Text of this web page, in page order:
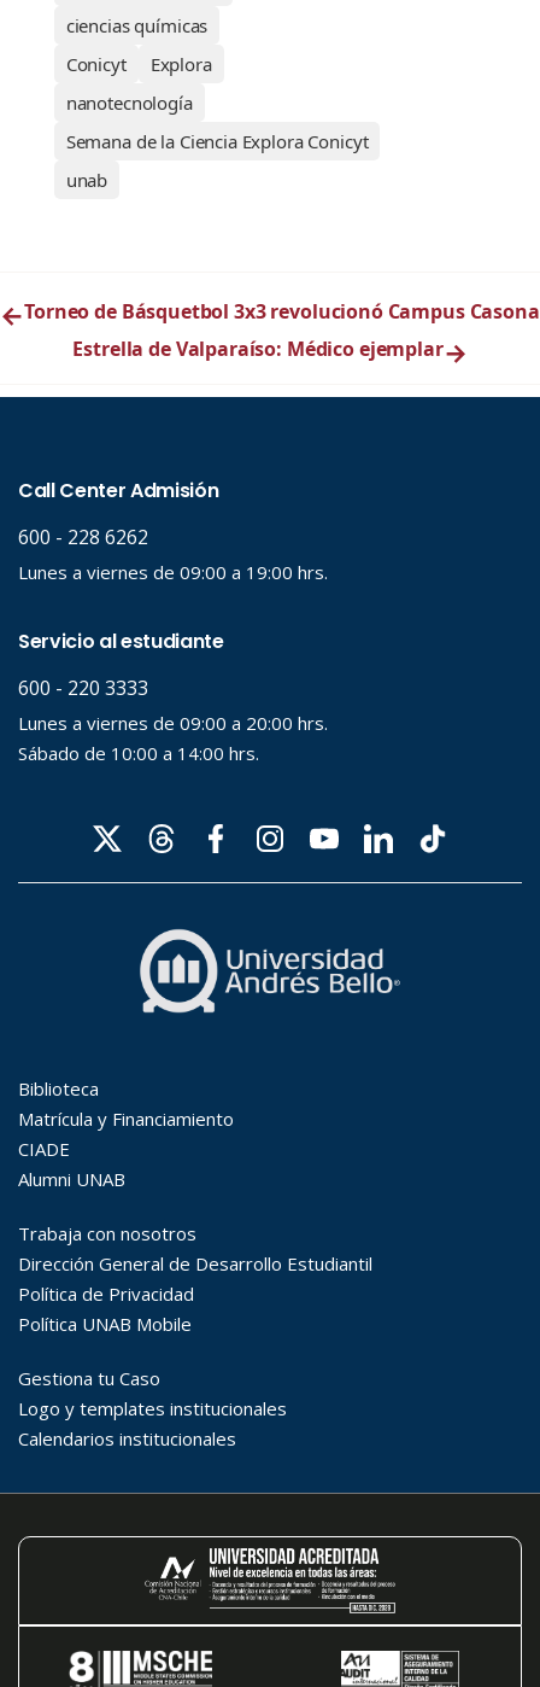
ciencias químicas
Conicyt
Explora
nanotecnología
Semana de la Ciencia Explora Conicyt
unab
←Torneo de Básquetbol 3x3 revolucionó Campus Casona
Estrella de Valparaíso: Médico ejemplar→